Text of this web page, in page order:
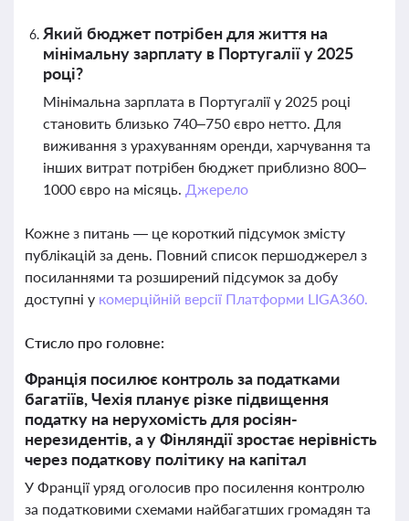
Який бюджет потрібен для життя на
мінімальну зарплату в Португалії у 2025
році?
Мінімальна зарплата в Португалії у 2025 році
становить близько 740–750 євро нетто. Для
виживання з урахуванням оренди, харчування та
інших витрат потрібен бюджет приблизно 800–
1000 євро на місяць. Джерело
Кожне з питань — це короткий підсумок змісту
публікацій за день. Повний список першоджерел з
посиланнями та розширений підсумок за добу
доступні у комерційній версії Платформи LIGA360.
Стисло про головне:
Франція посилює контроль за податками
багатіїв, Чехія планує різке підвищення
податку на нерухомість для росіян-
нерезидентів, а у Фінляндії зростає нерівність
через податкову політику на капітал
У Франції уряд оголосив про посилення контролю
за податковими схемами найбагатших громадян та